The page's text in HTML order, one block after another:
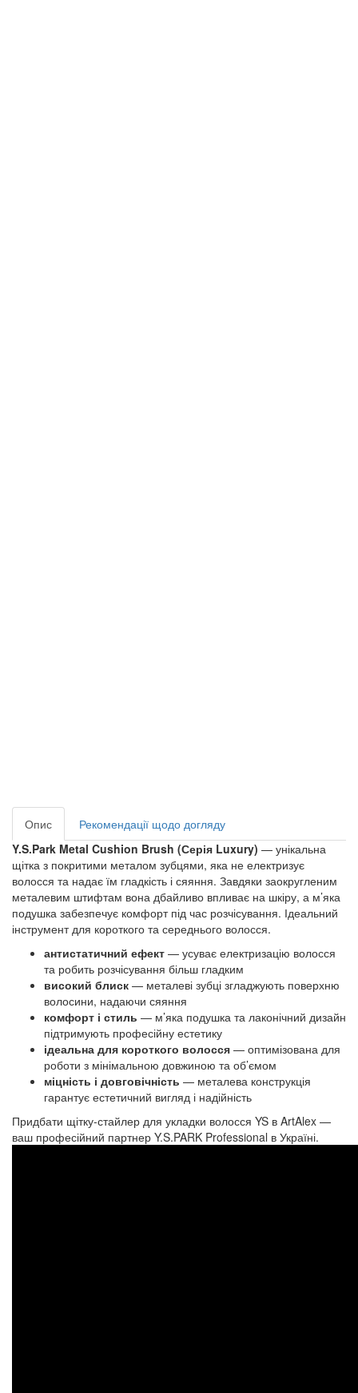
Опис
Рекомендації щодо догляду
Y.S.Park Metal Cushion Brush (Серія Luxury) — унікальна
щітка з покритими металом зубцями, яка не електризує
волосся та надає їм гладкість і сяяння. Завдяки заокругленим
металевим штифтам вона дбайливо впливає на шкіру, а м’яка
подушка забезпечує комфорт під час розчісування. Ідеальний
інструмент для короткого та середнього волосся.
антистатичний ефект — усуває електризацію волосся
та робить розчісування більш гладким
високий блиск — металеві зубці згладжують поверхню
волосини, надаючи сяяння
комфорт і стиль — м’яка подушка та лаконічний дизайн
підтримують професійну естетику
ідеальна для короткого волосся — оптимізована для
роботи з мінімальною довжиною та об’ємом
міцність і довговічність — металева конструкція
гарантує естетичний вигляд і надійність
Придбати щітку-стайлер для укладки волосся YS в ArtAlex —
ваш професійний партнер Y.S.PARK Professional в Україні.